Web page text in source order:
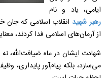
ایامی، یاد و نام
رهبر شهید انقلاب اسلامی که جان
از آرمان‌های اسلامی فدا کردند،
شهادت ایشان در ماه ضیافت‌الله،
می‌سازد، بلکه پیام‌آور پایداری،